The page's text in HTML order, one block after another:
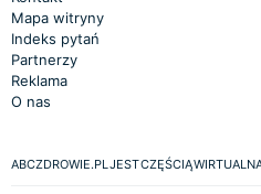
Mapa witryny
Indeks pytań
Partnerzy
Reklama
O nas
ABCZDROWIE.PL JEST CZĘŚCIĄ